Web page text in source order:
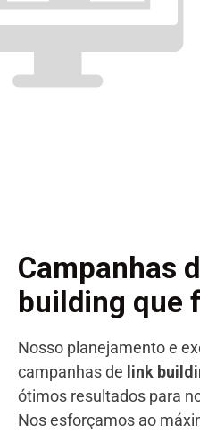
Campanhas
building que
Nosso planejamento e
campanhas de link
ótimos resultados para
Nos esforçamos ao